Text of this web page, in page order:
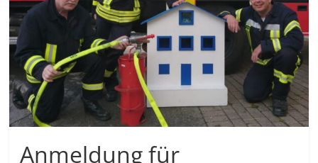
Anmeldung für